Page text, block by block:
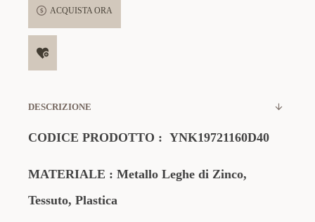
ACQUISTA ORA
DESCRIZIONE
CODICE PRODOTTO : YNK19721160D40
MATERIALE : Metallo Leghe di Zinco,
Tessuto, Plastica